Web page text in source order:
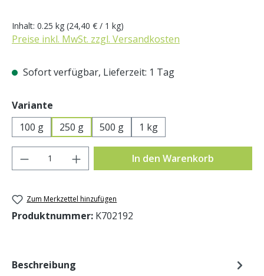
Inhalt: 0.25 kg (24,40 € / 1 kg)
Preise inkl. MwSt. zzgl. Versandkosten
Sofort verfügbar, Lieferzeit: 1 Tag
Variante
100 g
250 g 500 g 1 kg
Produkt Anzahl: Gib den gewünschten
In den Warenkorb
Zum Merkzettel hinzufügen
Produktnummer: K702192
Beschreibung